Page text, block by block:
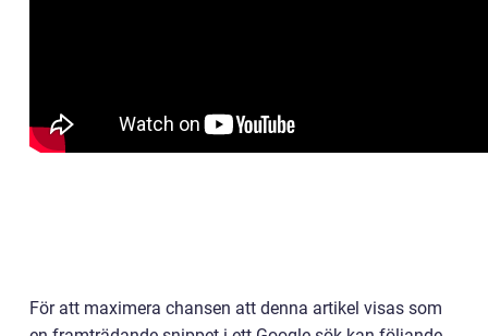
För att maximera chansen att denna artikel visas som